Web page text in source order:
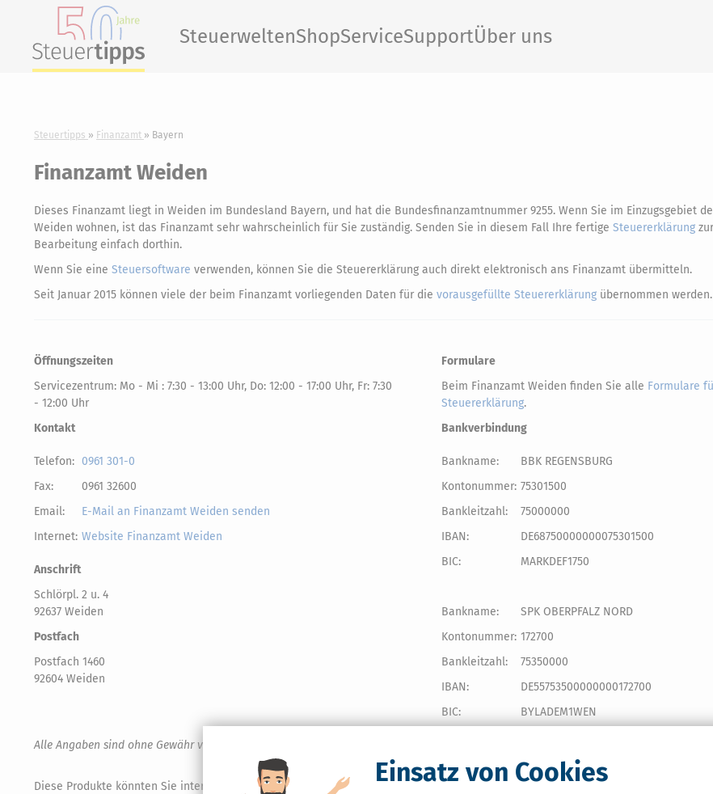
Einsatz von Cookies
SteuerweltenShopServiceSupportÜber uns
Steuertipps Finanzamt Bayern
Finanzamt Weiden
Dieses Finanzamt liegt in Weiden im Bundesland Bayern, und hat die Bundesfinanzamtnummer 9255. Wenn Sie im Einzugsgebiet
Weiden wohnen, ist das Finanzamt sehr wahrscheinlich für Sie zuständig. Senden Sie in diesem Fall Ihre fertige Steuererklärung
Bearbeitung einfach dorthin.
Wenn Sie eine Steuersoftware verwenden, können Sie die Steuererklärung auch direkt elektronisch ans Finanzamt übermitteln.
Seit Januar 2015 können viele der beim Finanzamt vorliegenden Daten für die vorausgefüllte Steuererklärung übernommen werden.
Öffnungszeiten
Servicezentrum: Mo - Mi : 7:30 - 13:00 Uhr, Do: 12:00 - 17:00 Uhr, Fr: 7:30
- 12:00 Uhr
Kontakt
Telefon: 0961 301-0
Fax:
0961 32600
Email:
E-Mail an Finanzamt Weiden senden
Internet: Website Finanzamt Weiden
Anschrift
Schlörpl. 2 u. 4
92637 Weiden
Postfach
Postfach 1460
92604 Weiden
Formulare
Beim Finanzamt Weiden finden Sie alle Formulare
Steuererklärung.
Bankverbindung
Bankname:
BBK REGENSBURG
Kontonummer: 75301500
Bankleitzahl:
75000000
IBAN:
DE68750000000075301500
BIC:
MARKDEF1750
Bankname:
SPK OBERPFALZ NORD
Kontonummer: 172700
Bankleitzahl:
75350000
IBAN:
DE55753500000000172700
BIC:
BYLADEM1WEN
Alle Angaben sind ohne Gewähr von Richtigkeit und Vollständigkeit.
Diese Produkte könnten Sie interessieren.